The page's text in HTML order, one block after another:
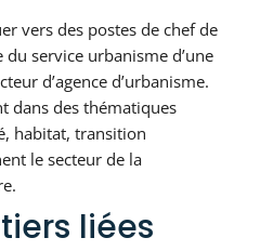
vers des postes de chef de
service urbanisme d’une
d’agence d’urbanisme.
dans des thématiques
habitat, transition
le secteur de la
liées